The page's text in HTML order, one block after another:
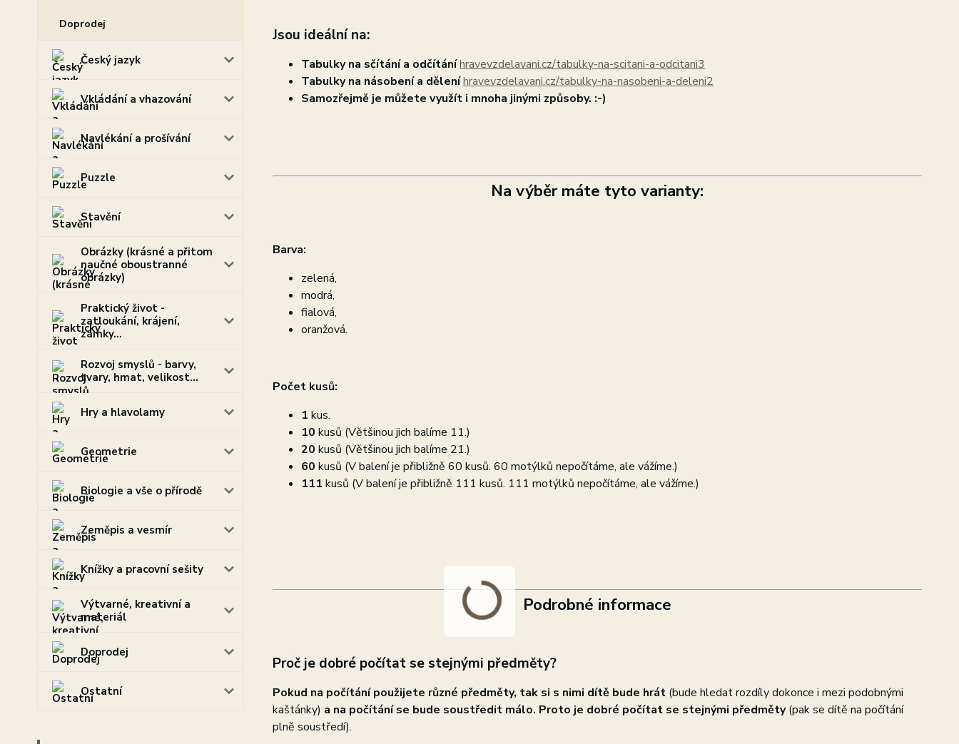
Doprodej
Český jazyk
Vkládání a vhazování
Navlékání a prošívání
Puzzle
Stavění
Obrázky (krásné a přitom
naučné oboustranné
obrázky)
Praktický život -
zatloukání, krájení,
zámky...
Rozvoj smyslů - barvy,
tvary, hmat, velikost...
Hry a hlavolamy
Geometrie
Biologie a vše o přírodě
Zeměpis a vesmír
Knížky a pracovní sešity
Výtvarné, kreativní a
materiál
Doprodej
Ostatní
Jsou ideální na:
Tabulky na sčítání a odčítáníhravevzdelavani.cz/tabulky-na-scitani-a-odcitani3
Tabulky na násobení a děleníhravevzdelavani.cz/tabulky-na-nasobeni-a-deleni2
Samozřejmě je můžete využít i mnoha jinými způsoby. :-)
Na výběr máte tyto varianty:
Barva:
zelená,
modrá,
fialová,
oranžová.
Počet kusů:
1 kus.
10 kusů (Většinou jich balíme 11.)
20 kusů (Většinou jich balíme 21.)
60 kusů (V balení je přibližně 60 kusů. 60 motýlků nepočítáme, ale vážíme.)
111 kusů (V balení je přibližně 111 kusů. 111 motýlků nepočítáme, ale vážíme.)
Podrobné informace
Proč je dobré počítat se stejnými předměty?
Pokud na počítání použijete různé předměty, tak si s nimi dítě bude hrát(bude hledat rozdíly dokonce i mezi podobnými
kaštánky) a na počítání se bude soustředit málo. Proto je dobré počítat se stejnými předměty(pak se dítě na počítání
plně soustředí).